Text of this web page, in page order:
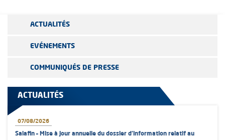
ACTUALITÉS
EVÉNEMENTS
COMMUNIQUÉS DE PRESSE
ACTUALITÉS
07/08/2026
Salafin – Mise à jour annuelle du dossier d’information relatif au